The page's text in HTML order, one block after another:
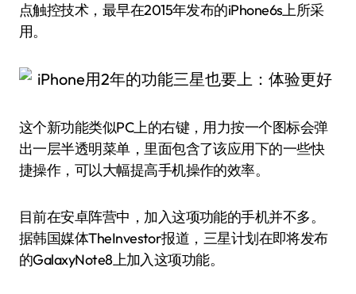
点触控技术，最早在2015年发布的iPhone6s上所采
用。
这个新功能类似PC上的右键，用力按一个图标会弹
出一层半透明菜单，里面包含了该应用下的一些快
捷操作，可以大幅提高手机操作的效率。
目前在安卓阵营中，加入这项功能的手机并不多。
据韩国媒体TheInvestor报道，三星计划在即将发布
的GalaxyNote8上加入这项功能。